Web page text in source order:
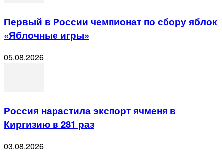
Первый в России чемпионат по сбору яблок
«Яблочные игры»
05.08.2026
Россия нарастила экспорт ячменя в
Киргизию в 281 раз
03.08.2026